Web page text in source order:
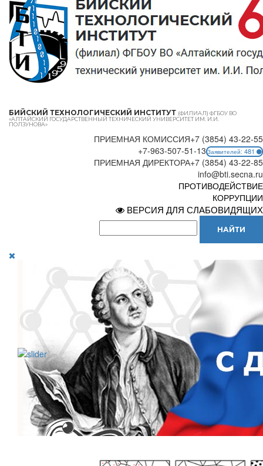
БИЙСКИЙ ТЕХНОЛОГИЧЕСКИЙ ИНСТИТУТ (ФИЛИАЛ) ФГБОУ ВО
«АЛТАЙСКИЙ ГОСУДАРСТВЕННЫЙ ТЕХНИЧЕСКИЙ УНИВЕРСИТЕТ ИМ. И.И.
ПОЛЗУНОВА»
ПРИЕМНАЯ КОМИССИЯ+7 (3854) 43-22-55
+7-963-507-51-13 Заявителей: 481
ПРИЕМНАЯ ДИРЕКТОРА+7 (3854) 43-22-85
info@bti.secna.ru
ПРОТИВОДЕЙСТВИЕ
КОРРУПЦИИ
ВЕРСИЯ ДЛЯ СЛАБОВИДЯЩИХ